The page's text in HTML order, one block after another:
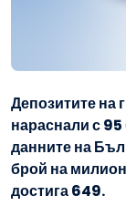
Депозитите на
нараснали с 95
данните на
брой на
достига 649.